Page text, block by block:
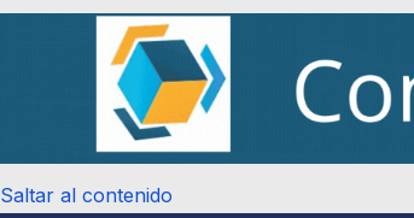
Saltar al contenido